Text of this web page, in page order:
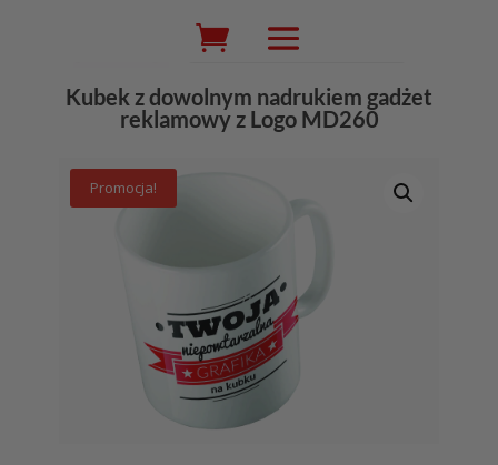
Wyszukiwarka
produktów
Kubek z dowolnym nadrukiem gadżet
reklamowy z Logo MD260
Promocja!